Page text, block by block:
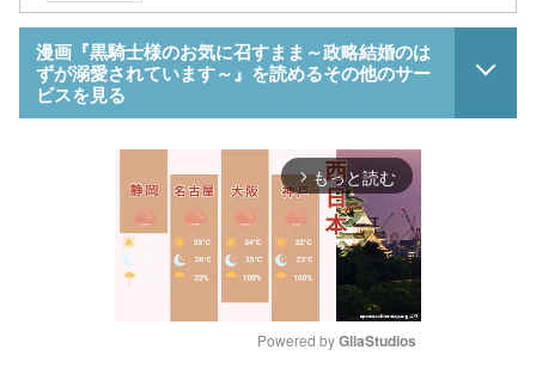
漫画『黒騎士様のお気に召すまま～政略結婚のは
ずが溺愛されています～』を読めるその他のサー
ビスを見る
arrow_forward_ios もっと読む
Powered by GliaStudios